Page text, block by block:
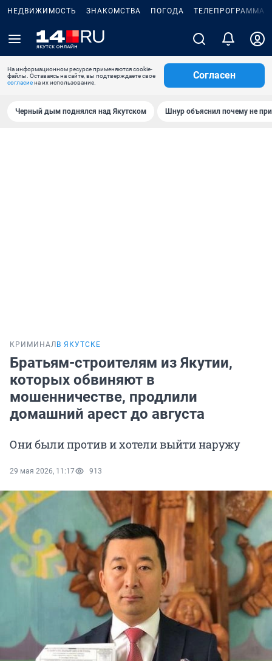
НЕДВИЖИМОСТЬ ЗНАКОМСТВА ПОГОДА ТЕЛЕПРОГРАММА
На информационном ресурсе применяются cookie-
файлы. Оставаясь на сайте, вы подтверждаете свое
согласиена их использование.
Согласен
Черный дым поднялся над Якутском Шнур объяснил почему не
КРИМИНАЛ В ЯКУТСКЕ
Братьям-строителям из Якутии,
которых обвиняют в
мошенничестве, продлили
домашний арест до августа
Они были против и хотели выйти наружу
29 мая 2026, 11:17 913